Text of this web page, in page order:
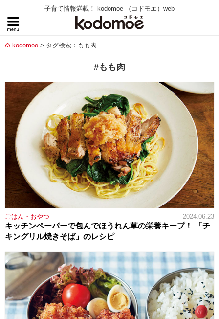
子育て情報満載！ kodomoe （コドモエ）web
kodomoe タグ検索：もも肉
#もも肉
ごはん・おやつ 2024.06.23
キッチンペーパーで包んでほうれん草の栄養キープ！ 「チ
キングリル焼きそば」のレシピ